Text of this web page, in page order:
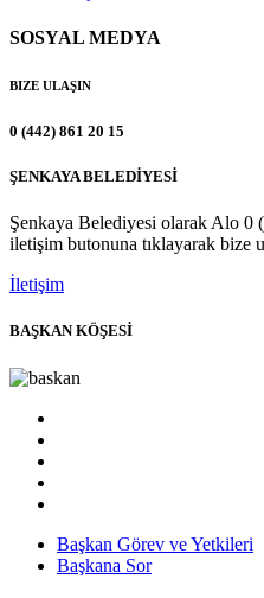
SOSYAL MEDYA
BIZE ULAŞIN
0 (442) 861 20 15
ŞENKAYA BELEDİYESİ
Şenkaya Belediyesi olarak Alo 0
iletişim butonuna tıklayarak bize
İletişim
BAŞKAN KÖŞESİ
Başkan Görev ve Yetkileri
Başkana Sor